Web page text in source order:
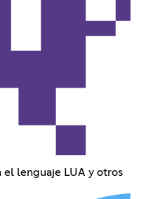
el lenguaje LUA y otros